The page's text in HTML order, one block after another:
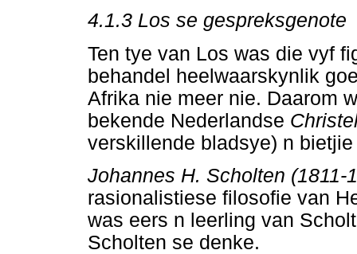
4.1.3 Los se gespreksgenote
Ten tye van Los was die vyf
behandel heelwaarskynlik
Afrika nie meer nie. Daarom
bekende Nederlandse
verskillende bladsye) n
Johannes H. Scholten (1811-
rasionalistiese filosofie van
was eers n leerling van
Scholten se denke.